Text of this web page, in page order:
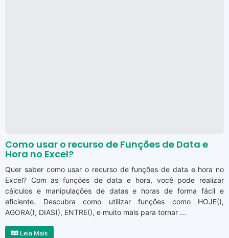
Como usar o recurso de Funções de Data e
Hora no Excel?
Quer saber como usar o recurso de funções de data e hora no
Excel? Com as funções de data e hora, você pode realizar
cálculos e manipulações de datas e horas de forma fácil e
eficiente. Descubra como utilizar funções como HOJE(),
AGORA(), DIAS(), ENTRE(), e muito mais para tornar ...
Leia Mais